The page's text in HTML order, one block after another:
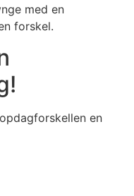
med en
forskel.
en